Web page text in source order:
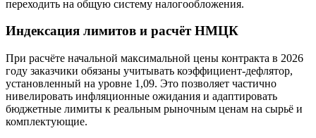
переходить на общую систему налогообложения.
Индексация лимитов и расчёт НМЦК
При расчёте начальной максимальной цены контракта в 2026
году заказчики обязаны учитывать коэффициент-дефлятор,
установленный на уровне 1,09. Это позволяет частично
нивелировать инфляционные ожидания и адаптировать
бюджетные лимиты к реальным рыночным ценам на сырьё и
комплектующие.